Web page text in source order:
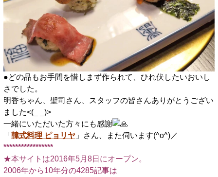
●どの品もお手間を惜しまず作られて、ひれ伏したいおいし
さでした。
明香ちゃん、聖司さん、スタッフの皆さんありがとうござい
ました<(_ _)>
一緒にいただいた方々にも感謝
「 韓式料理 ピョリヤ」さん、また伺います(^o^)／
*****************
★本サイトは2016年5月8日にオープン。
2006年から10年分の4285記事は